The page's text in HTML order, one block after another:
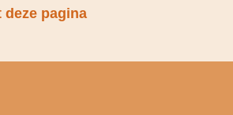
deze pagina